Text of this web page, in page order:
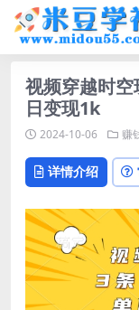
视频穿越时
日变现1k
2024-10-06 赚
详情介绍